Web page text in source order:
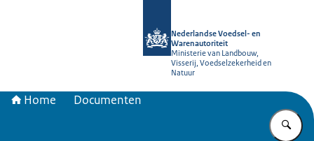
Nederlandse Voedsel- en
Warenautoriteit
Ministerie van Landbouw,
Visserij, Voedselzekerheid en
Natuur
Home Documenten